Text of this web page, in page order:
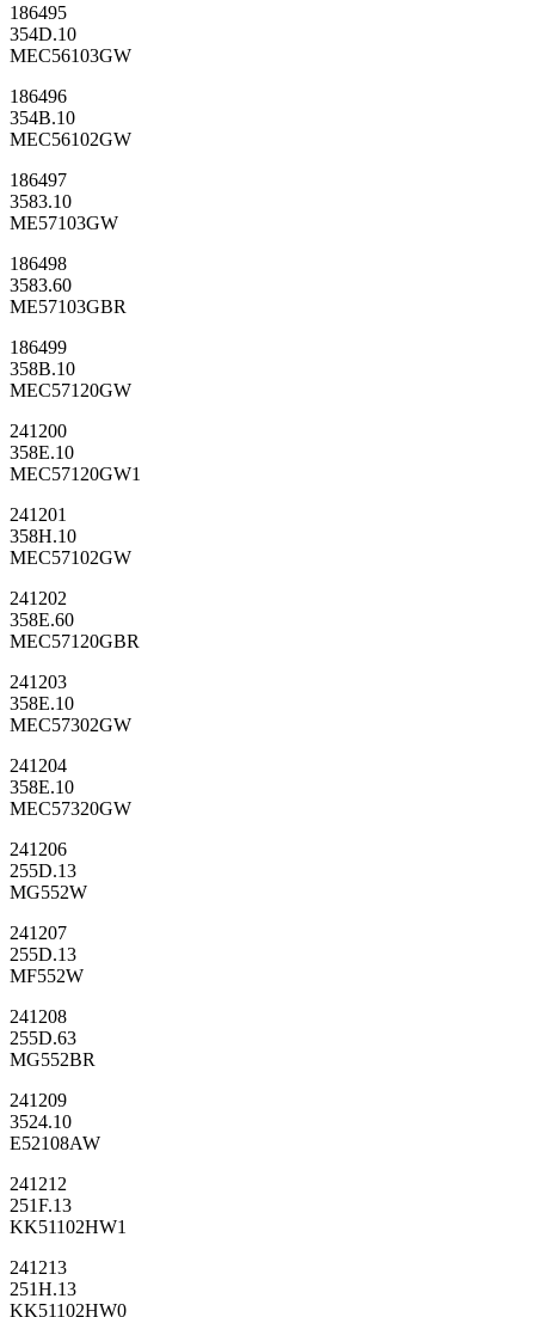
186495
354D.10
MEC56103GW
186496
354B.10
MEC56102GW
186497
3583.10
ME57103GW
186498
3583.60
ME57103GBR
186499
358B.10
MEC57120GW
241200
358E.10
MEC57120GW1
241201
358H.10
MEC57102GW
241202
358E.60
MEC57120GBR
241203
358E.10
MEC57302GW
241204
358E.10
MEC57320GW
241206
255D.13
MG552W
241207
255D.13
MF552W
241208
255D.63
MG552BR
241209
3524.10
E52108AW
241212
251F.13
KK51102HW1
241213
251H.13
KK51102HW0